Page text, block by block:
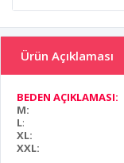
Ürün Açıklaması
BEDEN AÇIKLAMASI:
M:
L:
XL:
XXL: